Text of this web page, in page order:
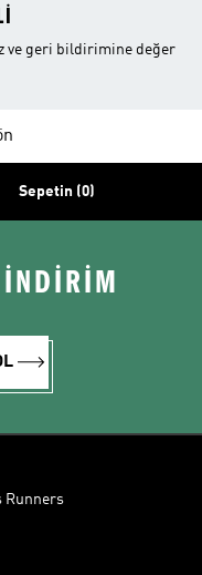
ve geri bildirimine değer
Sepetin (0)
Runners